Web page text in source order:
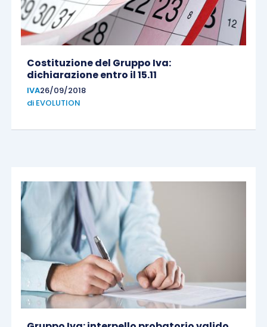
Costituzione del Gruppo Iva:
dichiarazione entro il 15.11
IVA26/09/2018
di EVOLUTION